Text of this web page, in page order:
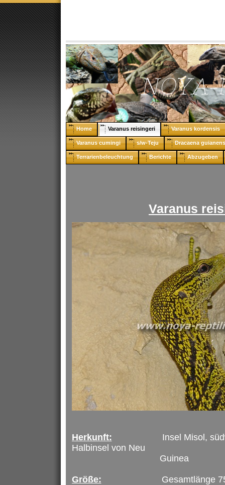
Home Varanus reisingeri Varanus kordensis
Varanus cumingi s/w-Teju Dracaena
Terrarienbeleuchtung Berichte Abzugeben
Varanus
Herkunft: Insel Misol,
Halbinsel von Neu
Guinea
Größe: Gesamtlänge 75-